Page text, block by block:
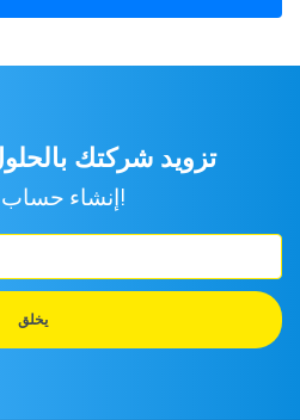
تزويد شركتك
إنشاء حساب مجاني!
يخلق